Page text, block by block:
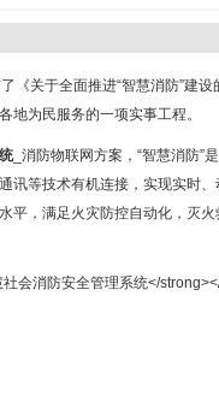
《关于全面推进“智慧消防”建
地为民服务的一项实事工程。
_消防物联网方案，“智慧消防”
讯等技术有机连接，实现实时
平，满足火灾防控自动化，灭